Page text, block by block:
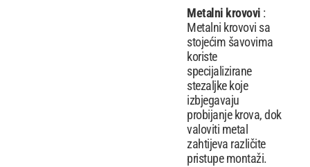
Metalni krovovi :
Metalni krovovi sa
stojećim šavovima
koriste
specijalizirane
stezaljke koje
izbjegavaju
probijanje krova, dok
valoviti metal
zahtijeva različite
pristupe montaži.